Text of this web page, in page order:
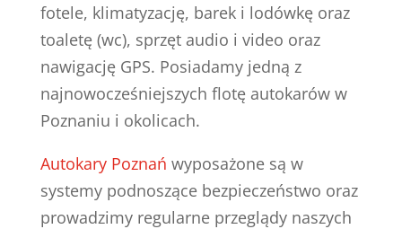
fotele, klimatyzację, barek i lodówkę oraz
toaletę (wc), sprzęt audio i video oraz
nawigację GPS. Posiadamy jedną z
najnowocześniejszych flotę autokarów w
Poznaniu i okolicach.
Autokary Poznań wyposażone są w
systemy podnoszące bezpieczeństwo oraz
prowadzimy regularne przeglądy naszych